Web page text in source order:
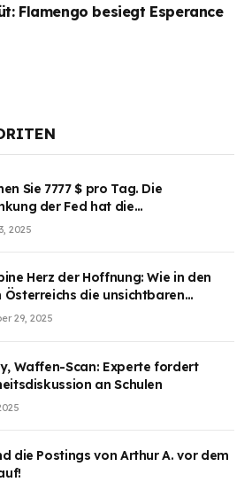
Flamengo besiegt Esperance
Sie 7777 $ pro Tag. Die
der Fed hat die
des Marktes erregt.
2025
Herz der Hoffnung: Wie in den
Österreichs die unsichtbaren
des Kriegesheilen
29, 2025
Waffen-Scan: Experte fordert
an Schulen
die Postings von Arthur A. vor dem